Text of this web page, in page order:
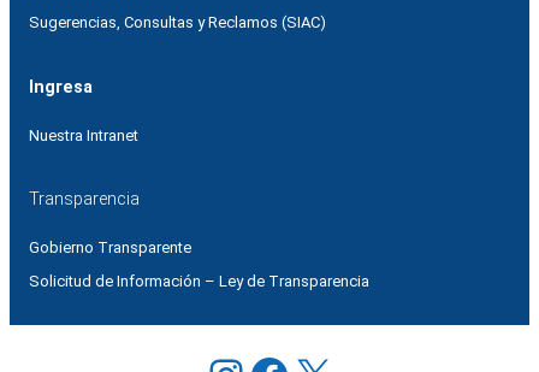
Sugerencias, Consultas y Reclamos (SIAC)
Ingresa
Nuestra Intranet
Transparencia
Gobierno Transparente
Solicitud de Información – Ley de Transparencia